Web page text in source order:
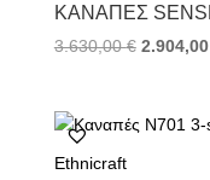
ΚΑΝΑΠΈΣ
3.630,00€ 2.904,00
Ethnicraft